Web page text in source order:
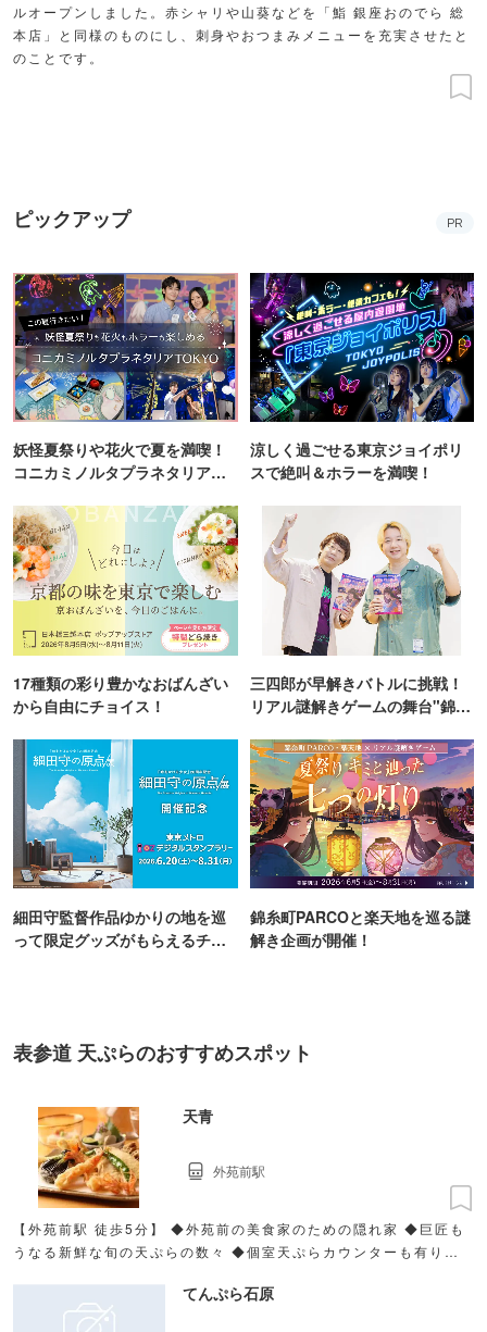
ルオープンしました。赤シャリや山葵などを「鮨 銀座おのでら 総
本店」と同様のものにし、刺身やおつまみメニューを充実させたと
のことです。
ピックアップ PR
妖怪夏祭りや花火で夏を満喫！
コニカミノルタプラネタリア
涼しく過ごせる東京ジョイポリ
スで絶叫＆ホラーを満喫！
17種類の彩り豊かなおばんざい
から自由にチョイス！
三四郎が早解きバトルに挑戦！
リアル謎解きゲームの舞台"錦糸
細田守監督作品ゆかりの地を巡
って限定グッズがもらえるチャ
錦糸町PARCOと楽天地を巡る謎
解き企画が開催！
表参道 天ぷらのおすすめスポット
天青
【外苑前駅 徒歩5分】 ◆外苑前の美食家のための隠れ家 ◆巨匠も
うなる新鮮な旬の天ぷらの数々 ◆個室天ぷらカウンターも有り、
外苑前駅
てんぷら石原